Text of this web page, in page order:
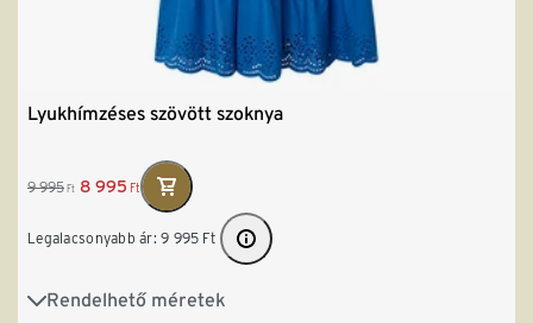
Lyukhímzéses szövött szoknya
9 995 Ft 8 995 Ft
Legalacsonyabb ár: 9 995 Ft
Rendelhető méretek
S 36/38 M 40/42 L 44/46